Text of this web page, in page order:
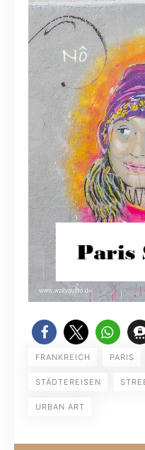
FRANKREICH PARIS
STÄDTEREISEN
URBAN ART